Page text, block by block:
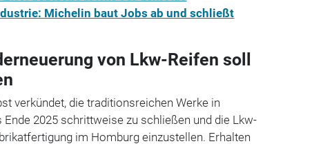
Michelin baut Jobs ab und schließt
von Lkw-Reifen soll
verkündet, die traditionsreichen Werke in
Ende 2025 schrittweise zu schließen und die Lkw-
im Homburg einzustellen. Erhalten